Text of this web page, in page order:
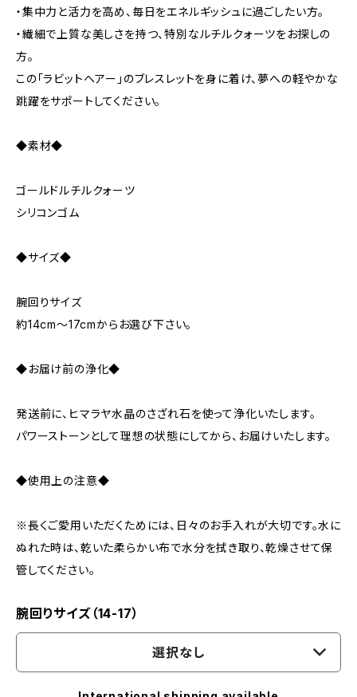
・集中力と活力を高め、毎日をエネルギッシュに過ごしたい方。
・繊細で上質な美しさを持つ、特別なルチルクォーツをお探しの
方。
この「ラビットヘアー」のブレスレットを身に着け、夢への軽やかな
跳躍をサポートしてください。
◆素材◆
ゴールドルチルクォーツ
シリコンゴム
◆サイズ◆
腕回りサイズ
約14cm～17cmからお選び下さい。
◆お届け前の浄化◆
発送前に、ヒマラヤ水晶のさざれ石を使って浄化いたします。
パワーストーンとして理想の状態にしてから、お届けいたします。
◆使用上の注意◆
※長くご愛用いただくためには、日々のお手入れが大切です。水に
ぬれた時は、乾いた柔らかい布で水分を拭き取り、乾燥させて保
管してください。
腕回りサイズ（14-17）
選択なし